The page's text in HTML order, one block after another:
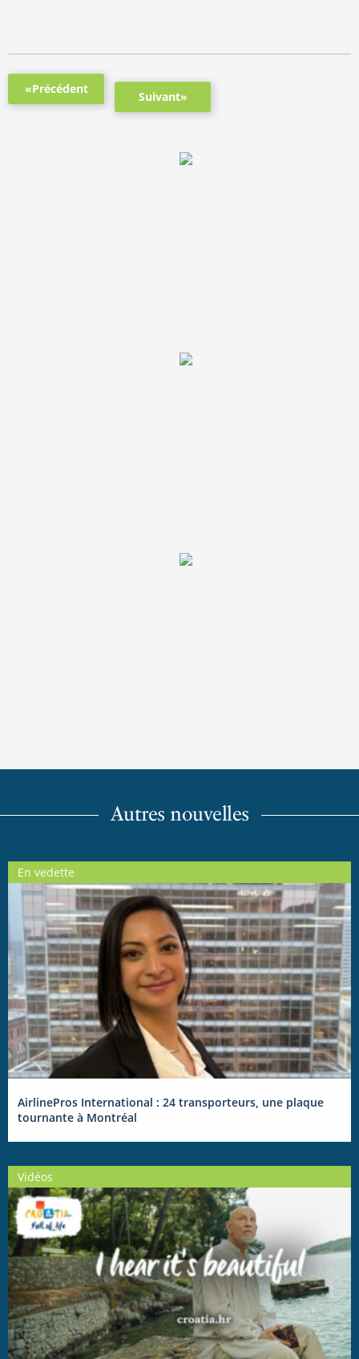
«Précédent
Suivant»
Autres nouvelles
En vedette
AirlinePros International : 24 transporteurs, une plaque
tournante à Montréal
Vidéos